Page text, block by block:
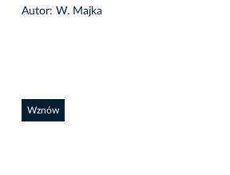
Autor: W. Majka
Wznów